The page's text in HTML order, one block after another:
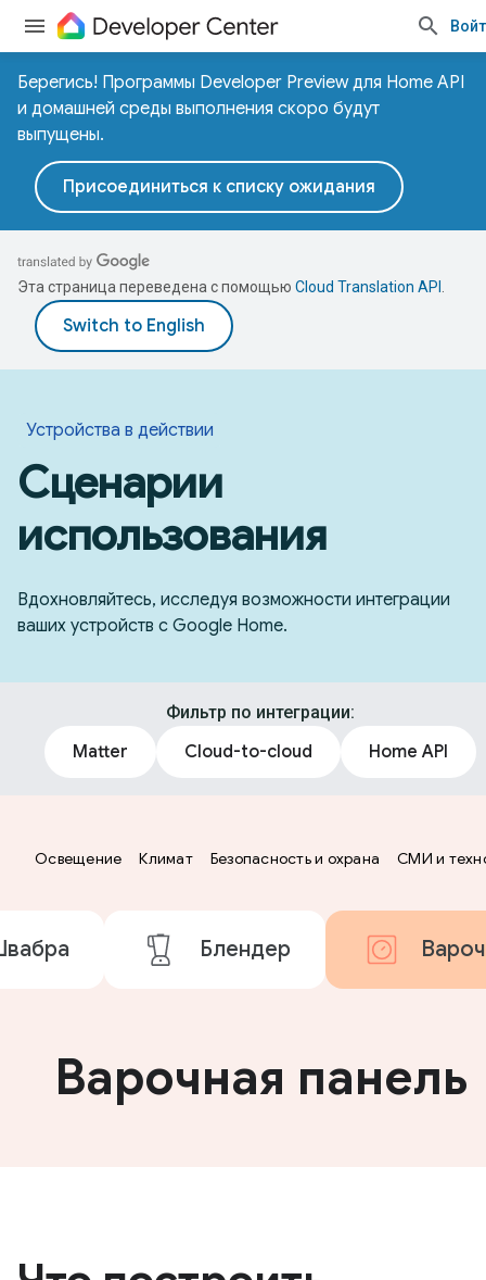
Берегись! Программы Developer Preview для Home API
и домашней среды выполнения скоро будут
выпущены.
Присоединиться к списку ожидания
Эта страница переведена с помощью Cloud Translation API
Устройства в действии
Сценарии
использования
Вдохновляйтесь, исследуя возможности интеграции
ваших устройств с Google Home.